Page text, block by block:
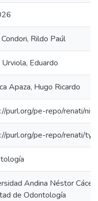
Condori, Rildo Paúl
Urviola, Eduardo
Apaza, Hugo Ricardo
purl.org/pe-repo/renati/
purl.org/pe-repo/renati/
Andina Néstor
de Odontología